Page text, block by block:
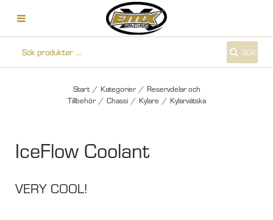
SÖK
Start / Kategorier / Reservdelar och
Tillbehör / Chassi / Kylare / Kylarvätska
IceFlow Coolant
VERY COOL!